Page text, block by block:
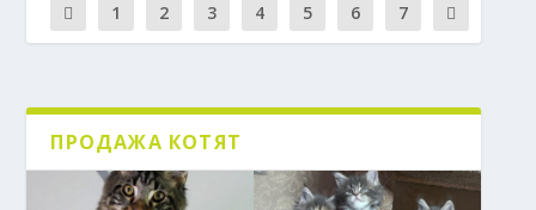
1 2 3 4 5 6 7
ПРОДАЖА КОТЯТ